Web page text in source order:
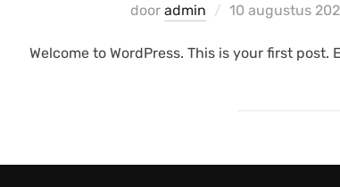
door admin
Geplaatst
10 augustus
Welcome to WordPress. This is your first